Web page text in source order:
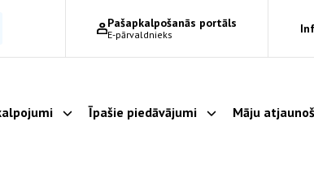
Pašapkalpošanās portāls
E-pārvaldnieks
Parādīt apakšizvēlni
Īpašie piedāvājumi Parādīt
Māju